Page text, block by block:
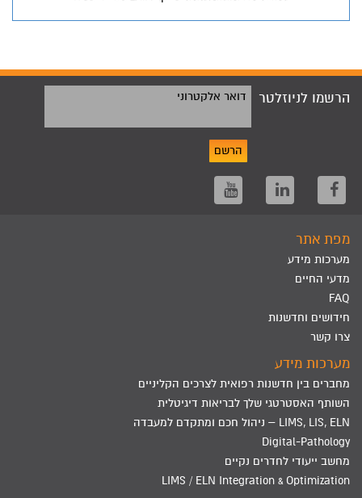
הרשמו לניוזלטר דואר אלקטרוני
הרשם
מפת אתר
מערכות מידע
מדעי החיים
FAQ
חידושים וחדשנות
צרו קשר
מערכות מידע
מחברים בין חדשנות רפואית לצרכים הקליניים
השותף האסטרטגי שלך לבריאות דיגיטלית
LIMS, LIS, ELN – ניהול חכם ומתקדם למעבדה
Digital-Pathology
מחשב ייעודי לחדרים נקיים
LIMS / ELN Integration & Optimization